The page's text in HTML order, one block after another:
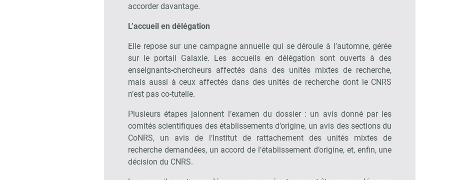
accorder davantage.
L’accueil en délégation
Elle repose sur une campagne annuelle qui se déroule à l’automne, gérée
sur le portail Galaxie. Les accueils en délégation sont ouverts à des
enseignants-chercheurs affectés dans des unités mixtes de recherche,
mais aussi à ceux affectés dans des unités de recherche dont le CNRS
n’est pas co-tutelle.
Plusieurs étapes jalonnent l’examen du dossier : un avis donné par les
comités scientifiques des établissements d’origine, un avis des sections du
CoNRS, un avis de l’Institut de rattachement des unités mixtes de
recherche demandées, un accord de l’établissement d’origine, et, enfin, une
décision du CNRS.